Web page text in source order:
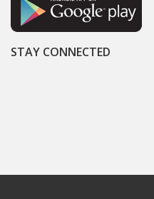
STAY CONNECTED